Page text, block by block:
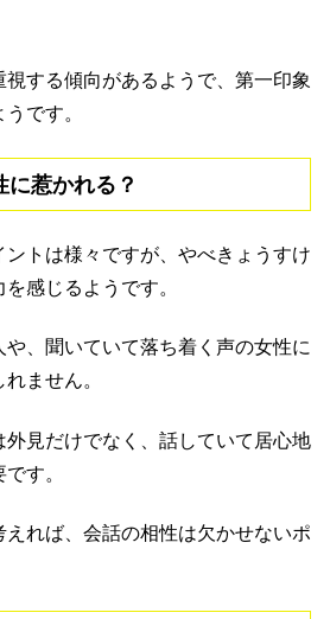
する傾向があるようで、第一印象
です。
に惹かれる？
ントは様々ですが、やべきょうすけ
感じるようです。
、聞いていて落ち着く声の女性に
ません。
見だけでなく、話していて居心地
す。
れば、会話の相性は欠かせないポ